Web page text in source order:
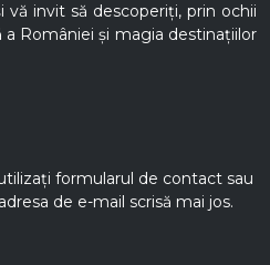
vă invit să descoperiți, prin ochii
României și magia destinațiilor
formularul de contact sau
de e-mail scrisă mai jos.